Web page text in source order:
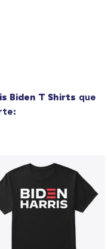
Biden T Shirts que